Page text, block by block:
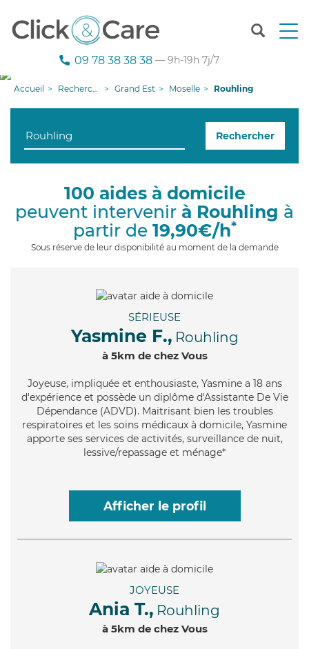
T
n
g
i
09 78 38 38 38 — 9h-19h 7j/7
Accueil Recherche aide à domicile Grand Est Moselle Rouhling
Rechercher
100 aides à domicile
peuvent intervenir à Rouhling à
partir de 19,90€/h*
Sous réserve de leur disponibilité au moment de la demande
SÉRIEUSE
Yasmine F., Rouhling
à 5km de chez Vous
Joyeuse, impliquée et enthousiaste, Yasmine a 18 ans
d'expérience et possède un diplôme d'Assistante De Vie
Dépendance (ADVD). Maitrisant bien les troubles
respiratoires et les soins médicaux à domicile, Yasmine
apporte ses services de activités, surveillance de nuit,
lessive/repassage et ménage*
Afficher le profil
JOYEUSE
Ania T., Rouhling
à 5km de chez Vous